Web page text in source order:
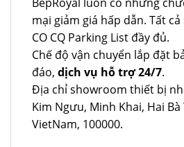
mại giảm giá hấp dẫn. Tất
CO CQ Parking List đầy đủ.
Chế độ vận chuyển lắp đặt
đáo, dịch vụ hỗ trợ 24/7.
Địa chỉ showroom thiết bị
Kim Ngưu, Minh Khai, Hai
VietNam, 100000.